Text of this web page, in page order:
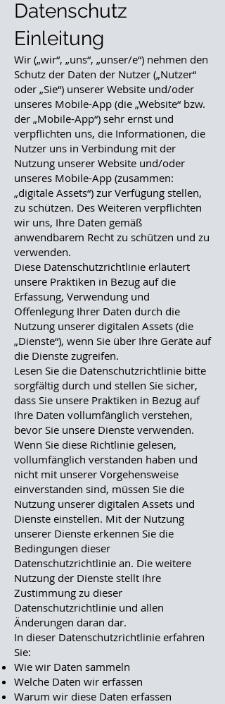
Datenschutz
Einleitung
Wir („wir“, „uns“, „unser/e“) nehmen den
Schutz der Daten der Nutzer („Nutzer“
oder „Sie“) unserer Website und/oder
unseres Mobile-App (die „Website“ bzw.
der „Mobile-App“) sehr ernst und
verpflichten uns, die Informationen, die
Nutzer uns in Verbindung mit der
Nutzung unserer Website und/oder
unseres Mobile-App (zusammen:
„digitale Assets“) zur Verfügung stellen,
zu schützen. Des Weiteren verpflichten
wir uns, Ihre Daten gemäß
anwendbarem Recht zu schützen und zu
verwenden.
Diese Datenschutzrichtlinie erläutert
unsere Praktiken in Bezug auf die
Erfassung, Verwendung und
Offenlegung Ihrer Daten durch die
Nutzung unserer digitalen Assets (die
„Dienste“), wenn Sie über Ihre Geräte auf
die Dienste zugreifen.
Lesen Sie die Datenschutzrichtlinie bitte
sorgfältig durch und stellen Sie sicher,
dass Sie unsere Praktiken in Bezug auf
Ihre Daten vollumfänglich verstehen,
bevor Sie unsere Dienste verwenden.
Wenn Sie diese Richtlinie gelesen,
vollumfänglich verstanden haben und
nicht mit unserer Vorgehensweise
einverstanden sind, müssen Sie die
Nutzung unserer digitalen Assets und
Dienste einstellen. Mit der Nutzung
unserer Dienste erkennen Sie die
Bedingungen dieser
Datenschutzrichtlinie an. Die weitere
Nutzung der Dienste stellt Ihre
Zustimmung zu dieser
Datenschutzrichtlinie und allen
Änderungen daran dar.
In dieser Datenschutzrichtlinie erfahren
Sie:
Wie wir Daten sammeln
Welche Daten wir erfassen
Warum wir diese Daten erfassen